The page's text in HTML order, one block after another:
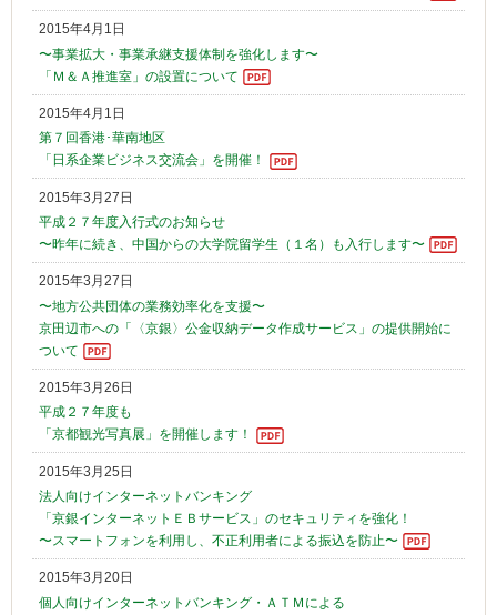
2015年4月1日
〜事業拡大・事業承継支援体制を強化します〜
「Ｍ＆Ａ推進室」の設置について
2015年4月1日
第７回香港･華南地区
「日系企業ビジネス交流会」を開催！
2015年3月27日
平成２７年度入行式のお知らせ
〜昨年に続き、中国からの大学院留学生（１名）も入行します〜
2015年3月27日
〜地方公共団体の業務効率化を支援〜
京田辺市への「〈京銀〉公金収納データ作成サービス」の提供開始に
ついて
2015年3月26日
平成２７年度も
「京都観光写真展」を開催します！
2015年3月25日
法人向けインターネットバンキング
「京銀インターネットＥＢサービス」のセキュリティを強化！
〜スマートフォンを利用し、不正利用者による振込を防止〜
2015年3月20日
個人向けインターネットバンキング・ＡＴＭによる